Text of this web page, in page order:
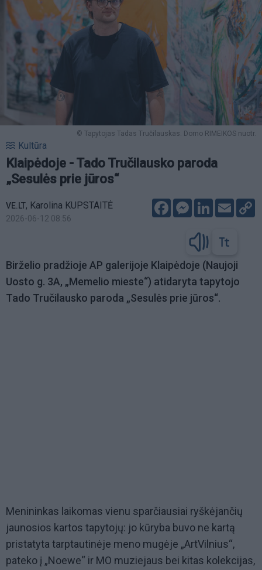
© Tapytojas Tadas Tručilauskas. Domo RIMEIKOS nuotr.
Kultūra
Klaipėdoje - Tado Tručilausko paroda
„Sesulės prie jūros“
VE.LT, Karolina KUPSTAITĖ
2026-06-12 08:56
FacebookMessenger
LinkedIn
Email
Birželio pradžioje AP galerijoje Klaipėdoje (Naujoji
Uosto g. 3A, „Memelio mieste“) atidaryta tapytojo
Tado Tručilausko paroda „Sesulės prie jūros“.
Menininkas laikomas vienu sparčiausiai ryškėjančių
jaunosios kartos tapytojų: jo kūryba buvo ne kartą
pristatyta tarptautinėje meno mugėje „ArtVilnius“,
pateko į „Noewe“ ir MO muziejaus bei kitas kolekcijas,